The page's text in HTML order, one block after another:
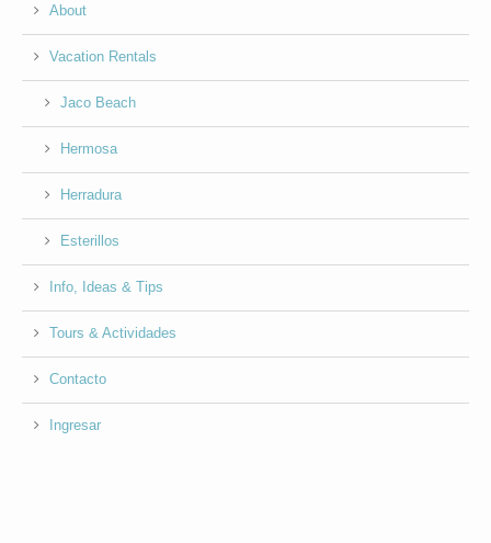
About
Vacation Rentals
Jaco Beach
Hermosa
Herradura
Esterillos
Info, Ideas & Tips
Tours & Actividades
Contacto
Ingresar